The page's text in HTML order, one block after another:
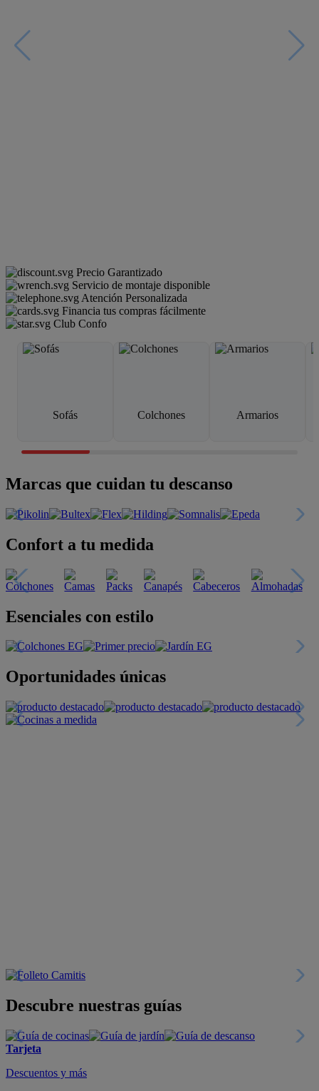
Precio Garantizado
Servicio de montaje disponible
Atención Personalizada
Financia tus compras fácilmente
Club Confo
Sofás Colchones Armarios
Marcas que cuidan tu descanso
Confort a tu medida
Esenciales con estilo
Oportunidades únicas
Descubre nuestras guías
Tarjeta
Descuentos y más